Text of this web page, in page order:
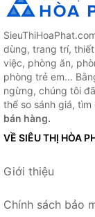
dùng, trang trí,
việc, phòng ăn,
phòng trẻ em...
ngừng, chúng tôi
thể so sánh giá,
bán hàng.
VỀ SIÊU THỊ HÒA
Giới thiệu
Chính sách bảo